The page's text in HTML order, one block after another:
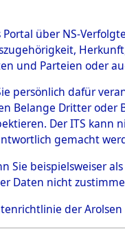
Portal über NS-
und Parteien oder
persönlich dafür
Belange Dritter
Der ITS
gemacht
Sie beispielsweiser
Daten nicht
der Arolsen